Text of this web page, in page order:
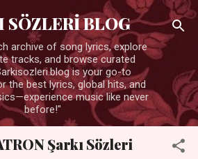
Ana içeriğe atla
SÖZLERİ BLOG
archive of song lyrics, explore
tracks, and browse curated
is your go-to
the best lyrics, global hits, and
music like never
before!"
Şarkı Sözleri